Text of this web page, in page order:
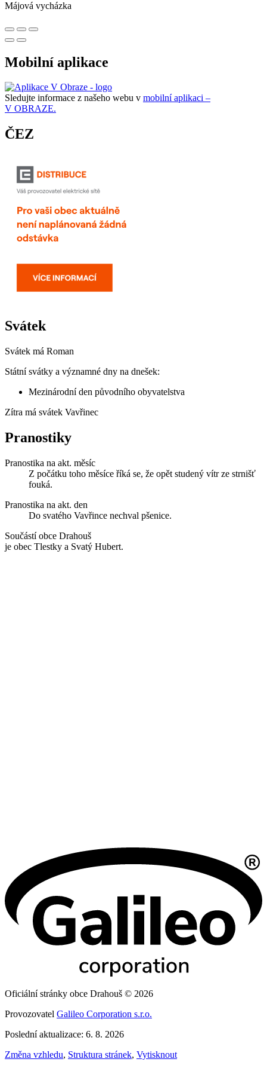
Májová vycházka
Mobilní aplikace
Sledujte informace z našeho webu v mobilní aplikaci –
V OBRAZE.
ČEZ
Svátek
Svátek má Roman
Státní svátky a významné dny na dnešek:
Mezinárodní den původního obyvatelstva
Zítra má svátek Vavřinec
Pranostiky
Pranostika na akt. měsíc
Z počátku toho měsíce říká se, že opět studený vítr ze strnišť
fouká.
Pranostika na akt. den
Do svatého Vavřince nechval pšenice.
Součástí obce Drahouš
je obec Tlestky a Svatý Hubert.
Oficiální stránky obce Drahouš © 2026
Provozovatel Galileo Corporation s.r.o.
Poslední aktualizace: 6. 8. 2026
Změna vzhledu, Struktura stránek, Vytisknout